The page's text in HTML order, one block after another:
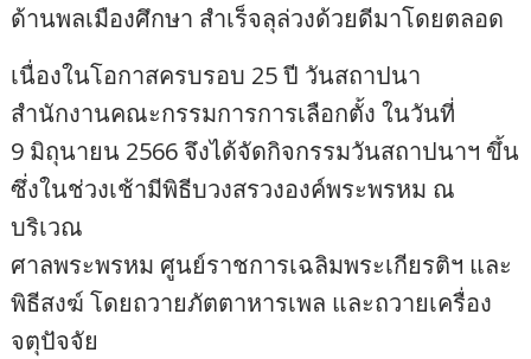
ด้านพลเมืองศึกษา สำเร็จลุล่วงด้วยดีมาโดยตลอด
เนื่องในโอกาสครบรอบ 25 ปี วันสถาปนา
สำนักงานคณะกรรมการการเลือกตั้ง ในวันที่
9 มิถุนายน 2566 จึงได้จัดกิจกรรมวันสถาปนาฯ ขึ้น
ซึ่งในช่วงเช้ามีพิธีบวงสรวงองค์พระพรหม ณ
บริเวณ
ศาลพระพรหม ศูนย์ราชการเฉลิมพระเกียรติฯ และ
พิธีสงฆ์ โดยถวายภัตตาหารเพล และถวายเครื่อง
จตุปัจจัย